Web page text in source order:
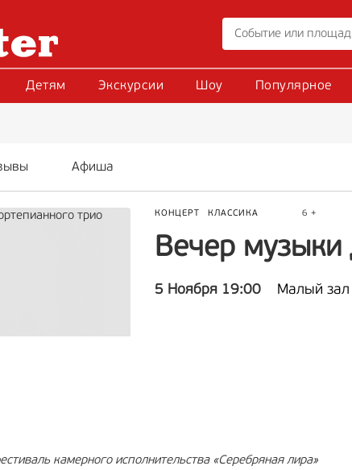
Детям Экскурсии Шоу Популярное
Афиша
КОНЦЕРТ КЛАССИКА 6 +
Вечер музыки
5 Ноября 19:00 Малый
камерного исполнительства «Серебряная лира»